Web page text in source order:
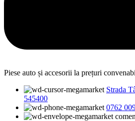
Piese auto și accesorii la prețuri
Strada
545400
0762